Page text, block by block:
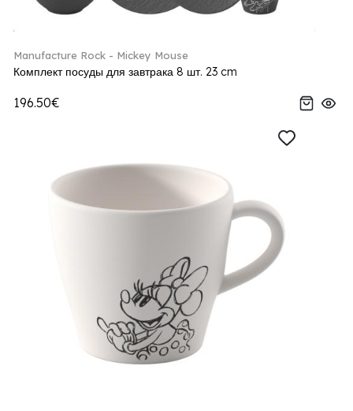
Manufacture Rock - Mickey Mouse
Комплект посуды для завтрака 8 шт. 23 cm
196.50€